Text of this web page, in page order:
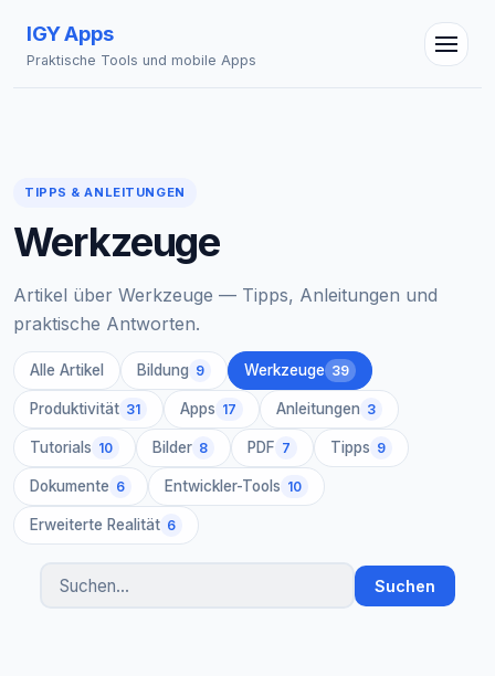
IGY Apps
Praktische Tools und mobile Apps
TIPPS & ANLEITUNGEN
Werkzeuge
Artikel über Werkzeuge — Tipps, Anleitungen und
praktische Antworten.
Alle Artikel Bildung 9 Werkzeuge 39
Produktivität 31 Apps 17 Anleitungen 3
Tutorials 10 Bilder 8 PDF 7 Tipps 9
Dokumente 6 Entwickler-Tools 10
Erweiterte Realität 6
Artikel suchen
Suchen
IGY Assistent